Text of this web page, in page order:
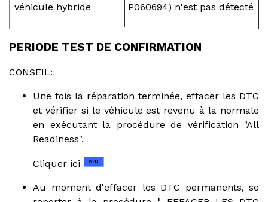
véhicule hybride
P060694) n'est pas détecté
PERIODE TEST DE CONFIRMATION
CONSEIL:
Une fois la réparation terminée, effacer les DTC
et vérifier si le véhicule est revenu à la normale
en exécutant la procédure de vérification "All
Readiness".
Cliquer ici
Au moment d'effacer les DTC permanents, se